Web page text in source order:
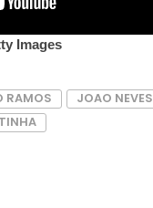
Images
RAMOS JOAO NEVES